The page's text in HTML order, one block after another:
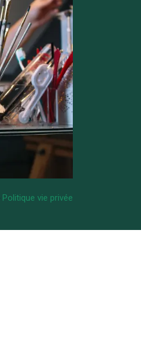
Politique vie privée